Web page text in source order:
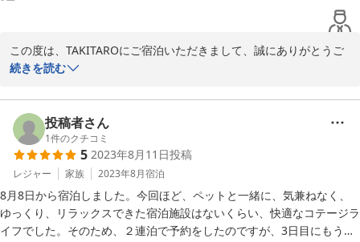
この度は、TAKITAROにご宿泊いただきまして、誠にありがとうご
ざいました。ご希望に沿えるコテージで迎えることができてよかっ
らもお客様の別荘として、ご利用いただけたら、幸いです。またの
ご利用心よりお待ちしております。
2023-08-20
続きを読む
投稿者さん
1件のクチコミ
5 2023年8月11日投稿
レジャー 家族 2023年8月宿泊
8月8日から宿泊しました。今回ほど、ペットと一緒に、気兼ねなく、
ゆっくり、リラックスできた宿泊施設はないくらい、快適なコテージラ
イフでした。そのため、２連泊で予約をしたのですが、3日目にもう一